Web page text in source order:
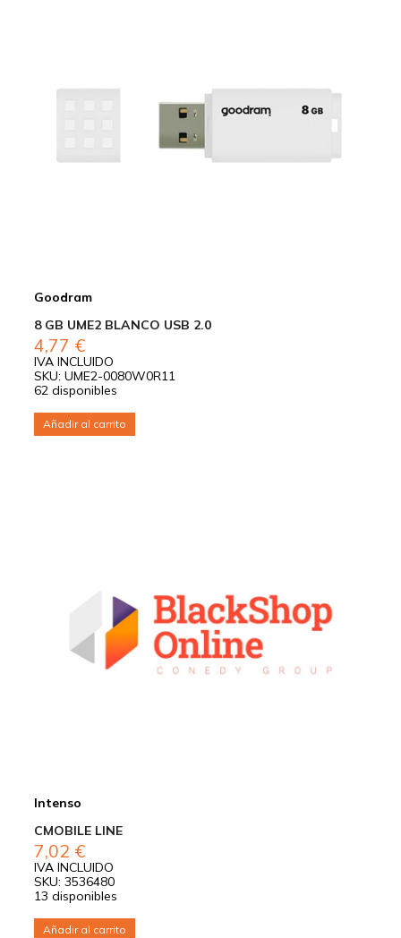
Goodram
8 GB UME2 BLANCO USB 2.0
4,77 €
IVA INCLUIDO
SKU: UME2-0080W0R11
62 disponibles
Añadir al carrito
Intenso
CMOBILE LINE
7,02 €
IVA INCLUIDO
SKU: 3536480
13 disponibles
Añadir al carrito